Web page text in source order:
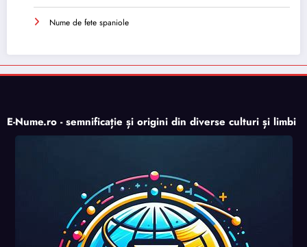
Nume de fete spaniole
E-Nume.ro - semnificație și origini din diverse culturi și limbi